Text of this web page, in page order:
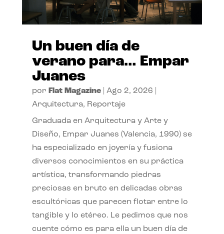
Un buen día de
verano para… Empar
Juanes
por Flat Magazine| Ago 2, 2026
Arquitectura, Reportaje
Graduada en Arquitectura y Arte y
Diseño, Empar Juanes (Valencia, 1990) se
ha especializado en joyería y fusiona
diversos conocimientos en su práctica
artística, transformando piedras
preciosas en bruto en delicadas obras
escultóricas que parecen flotar entre lo
tangible y lo etéreo. Le pedimos que nos
cuente cómo es para ella un buen día de